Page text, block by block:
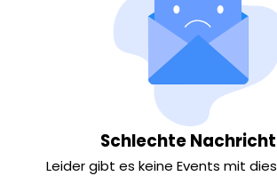
Schlechte
Leider gibt es keine Events mit